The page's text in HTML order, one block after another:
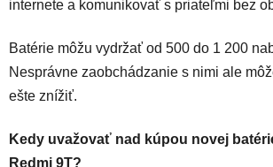
internete a komunikovať s priateľmi bez
Batérie môžu vydržať od 500 do 1 200
Nesprávne zaobchádzanie s nimi ale
ešte znížiť.
Kedy uvažovať nad kúpou novej
Redmi 9T?